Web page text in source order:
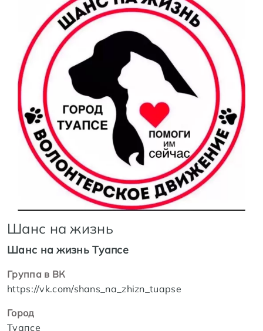
Шанс на жизнь
Шанс на жизнь Туапсе
Группа в ВК
https://vk.com/shans_na_zhizn_tuapse
Город
Туапсе